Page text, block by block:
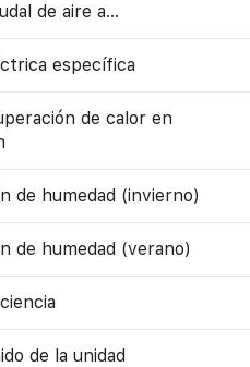
de aire a…
específica
de calor en
de humedad (invierno)
de humedad (verano)
de la unidad